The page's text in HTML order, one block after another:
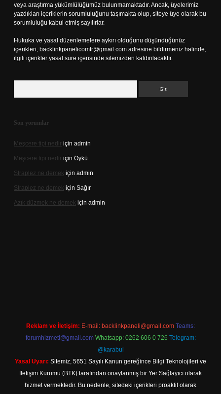
veya araştırma yükümlülüğümüz bulunmamaktadır. Ancak, üyelerimiz
yazdıkları içeriklerin sorumluluğunu taşımakta olup, siteye üye olarak bu
sorumluluğu kabul etmiş sayılırlar.
Hukuka ve yasal düzenlemelere aykırı olduğunu düşündüğünüz
içerikleri, backlinkpanelicomtr@gmail.com adresine bildirmeniz halinde,
ilgili içerikler yasal süre içerisinde sitemizden kaldırılacaktır.
Son yorumlar
Meşcere tipi nedir için admin
Meşcere tipi nedir için Öykü
Straplez ne demek için admin
Straplez ne demek için Sağır
Azık düzmek ne demek için admin
Reklam ve İletişim: E-mail: backlinkpaneli@gmail.com Teams:
forumhizmeti@gmail.com Whatsapp: 0262 606 0 726 Telegram:
@karabul
Yasal Uyarı: Sitemiz, 5651 Sayılı Kanun gereğince Bilgi Teknolojileri ve
İletişim Kurumu (BTK) tarafından onaylanmış bir Yer Sağlayıcı olarak
hizmet vermektedir. Bu nedenle, sitedeki içerikleri proaktif olarak